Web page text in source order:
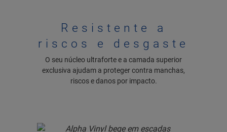
Resistente a
riscos e desgaste
O seu núcleo ultraforte e a camada superior
exclusiva ajudam a proteger contra manchas,
riscos e danos por impacto.